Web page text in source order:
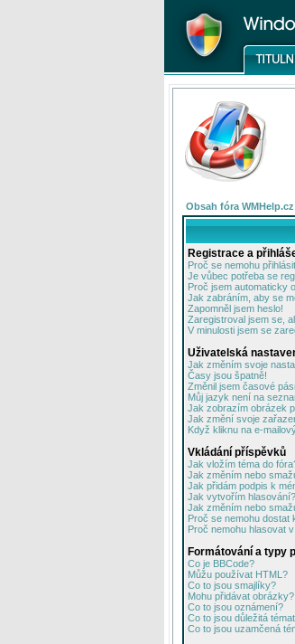
Obsah fóra WMHelp.cz
Registrace a
Proč se nemohu
Je vůbec potřeba se
Proč jsem automaticky
Jak zabráním, aby se
Zapomněl jsem heslo!
Zaregistroval jsem se,
V minulosti jsem se
Uživatelská
Jak změním svoje
Časy jsou špatně!
Změnil jsem časové
Můj jazyk není na
Jak zobrazím obrázek
Jak změní svoje
Když kliknu na e-
Vkládání příspěvků
Jak vložím téma do
Jak změním nebo
Jak přidám podpis k
Jak vytvořím hlasování?
Jak změním nebo
Proč se nemohu dostat
Proč nemohu hlasovat
Formátování a typy
Co je BBCode?
Můžu používat HTML?
Co to jsou smajlíky?
Mohu přidávat obrázky?
Co to jsou oznámení?
Co to jsou důležitá
Co to jsou uzamčená